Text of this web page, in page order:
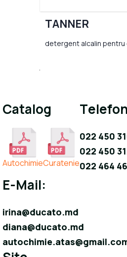
TANNER
detergent alcalin pentru
Catalog
AutochimieCuratenie
Telefon
022 450
022 450
022 464
E-Mail:
irina@ducato.md
diana@ducato.md